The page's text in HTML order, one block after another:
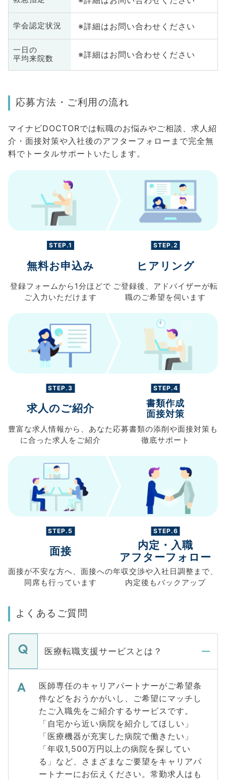
学会認定状況 ※詳細はお問い合わせください
一日の
平均来院数
※詳細はお問い合わせください
応募方法・ご利用の流れ
マイナビDOCTORでは転職のお悩みやご相談、求人紹
介・面接対策や入社後のアフターフォローまで完全無
料でトータルサポートいたします。
STEP.1
無料お申込み
登録フォームから 1分ほどで
ご入力 いただけます
STEP.2
ヒアリング
ご登録後、 アドバイザーが転
職のご希望を伺います
STEP.3
求人のご紹介
豊富な求人情報から、 あなた
に合った求人を ご紹介
STEP.4
書類作成
面接対策
応募書類の添削や面接対策も
徹底サポート
STEP.5
面接
面接が不安な方へ、 面接への
同席も行っています
STEP.6
内定・入職
アフターフォロー
年収交渉や入社日調整まで、
内定後もバックアップ
よくあるご質問
医療転職支援サービスとは？
医師専任のキャリアパートナーがご希望条
件などをおうかがいし、ご希望にマッチし
たご入職先をご紹介するサービスです。
「自宅から近い病院を紹介してほしい」
「医療機器が充実した病院で働きたい」
「年収1,500万円以上の病院を探してい
る」など、さまざまなご要望をキャリアパ
ートナーにお伝えください。常勤求人はも